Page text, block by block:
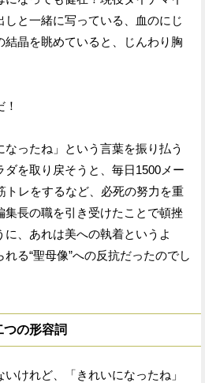
と一緒に写っている、血のにじ
晶を眺めていると、じんわり胸
ったね」という言葉を振り払う
ダを取り戻そうと、毎日1500メー
トレをするなど、必死の努力を重
集長の職を引き受けたことで頓挫
に、あれは美への執着というよ
る“聖母像”への反抗だったのでし
の形容詞
けれど、「きれいになったね」